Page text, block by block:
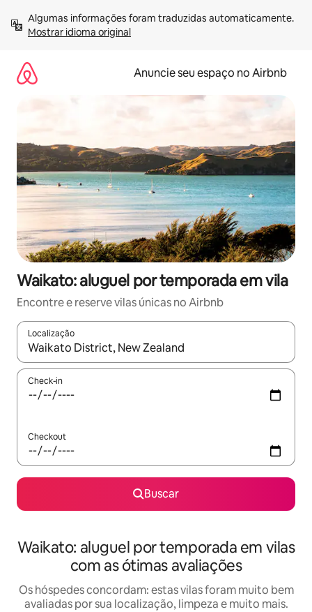
para
Mostrar idioma original
Anuncie seu espaço no Airbnb
Waikato: aluguel por temporada em vila
Encontre e reserve vilas únicas no Airbnb
Localização
Quando os resultados estiverem disponíveis, explore-os
Check-in
Checkout
Buscar
Waikato: aluguel por temporada em vilas
com as ótimas avaliações
Os hóspedes concordam: estas vilas foram muito bem
avaliadas por sua localização, limpeza e muito mais.